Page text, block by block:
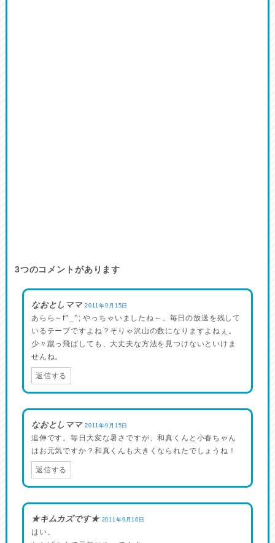
3つのコメントがあります
なおとしママ 2011年9月15日
あらら～f^_^; やっちゃいましたね～。毎日の放送を残して
いるテープですよね？そりゃ沢山の数になりますよねぇ。
少々蹴っ飛ばしても、大丈夫な方法を見つけないといけま
せんね。
返信する
なおとしママ 2011年9月15日
追伸です。毎日大変な暑さですが、和真くんと小春ちゃん
はお元気ですか？和真くんも大きくなられたでしょうね！
返信する
★キムカズです★ 2011年9月16日
はい。